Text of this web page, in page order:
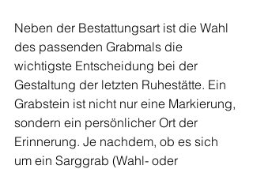
Neben der Bestattungsart ist die Wahl
des passenden Grabmals die
wichtigste Entscheidung bei der
Gestaltung der letzten Ruhestätte. Ein
Grabstein ist nicht nur eine Markierung,
sondern ein persönlicher Ort der
Erinnerung. Je nachdem, ob es sich
um ein Sarggrab (Wahl- oder